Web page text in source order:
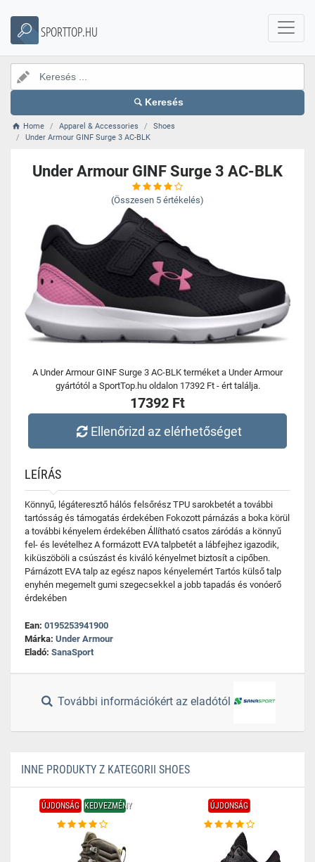
SPORTTOP.HU
Keresés
Home Apparel & Accessories
Shoes
Under Armour GINF Surge 3 AC-BLK
Under Armour GINF Surge 3 AC-BLK
(Összesen 5 értékelés)
A Under Armour GINF Surge 3 AC-BLK terméket a Under Armour
gyártótól a SportTop.hu oldalon 17392 Ft - ért találja.
17392 Ft
Ellenőrizd az elérhetőséget
LEÍRÁS
Könnyű, légáteresztő hálós felsőrész TPU sarokbetét a további
tartósság és támogatás érdekében Fokozott párnázás a boka körül
a további kényelem érdekében Állítható csatos záródás a könnyű
fel- és levételhez A formázott EVA talpbetét a lábfejhez igazodik,
kiküszöböli a csúszást és kiváló kényelmet biztosít a cipőben.
Párnázott EVA talp az egész napos kényelemért Tartós külső talp
enyhén megemelt gumi szegecsekkel a jobb tapadás és vonóerő
érdekében
Ean: 0195253941900
Márka: Under Armour
Eladó: SanaSport
További információkért az eladótól
INNE PRODUKTY Z KATEGORII SHOES
ÚJDONSÁG KEDVEZMÉNY ÚJDONSÁG